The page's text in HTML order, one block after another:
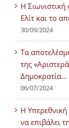
Η
Ελίτ και το
30/09/2024
Τα
της
06/07/2024
H Υπερεθνική
να επιβάλει